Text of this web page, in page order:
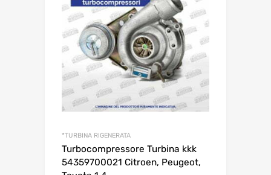
*TURBINA RIGENERATA
Turbocompressore Turbina kkk
54359700021 Citroen, Peugeot,